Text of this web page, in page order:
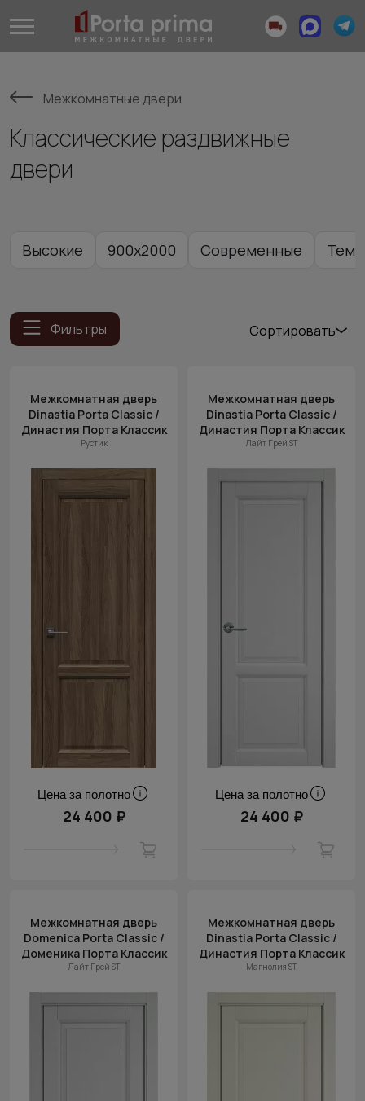
Межкомнатные двери
Классические раздвижные
двери
Высокие 900x2000 Современные
Фильтры
Сортировать
(возр.)
Цена (убыв.)
Cначала
новинки
Межкомнатная дверь
Dinastia Porta Classic /
Династия Порта Классик
Рустик
Цена за полотно
24 400 ₽
Межкомнатная дверь
Dinastia Porta Classic /
Династия Порта Классик
Лайт Грей ST
Цена за полотно
24 400 ₽
Межкомнатная дверь
Domenica Porta Classic /
Доменика Порта Классик
Лайт Грей ST
Межкомнатная дверь
Dinastia Porta Classic /
Династия Порта Классик
Магнолия ST